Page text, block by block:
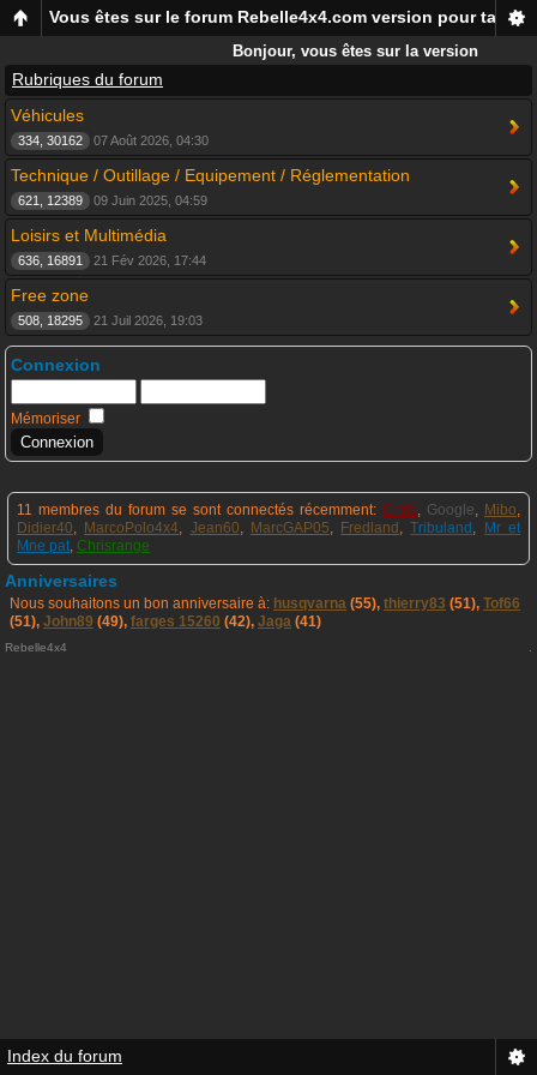
Vous êtes sur le forum Rebelle4x4.com version pour
Bonjour, vous êtes sur la version
mobile du forum Rebelle4x4, pour
Rubriques du forum
Véhicules
334, 30162 07 Août 2026, 04:30
Technique / Outillage / Equipement / Réglementation
621, 12389 09 Juin 2025, 04:59
Loisirs et Multimédia
636, 16891 21 Fév 2026, 17:44
Free zone
508, 18295 21 Juil 2026, 19:03
Connexion
Mémoriser
11 membres du forum se sont connectés récemment: Chris, Google, Mibo,
Didier40, MarcoPolo4x4, Jean60, MarcGAP05, Fredland ,Tribuland ,
Mr et
Mne pat, Chrisrange
Anniversaires
Nous souhaitons un bon anniversaire à: husqvarna (55), thierry83 (51), Tof66
(51), John89 (49), farges 15260 (42), Jaga (41)
Rebelle4x4
Index du forum